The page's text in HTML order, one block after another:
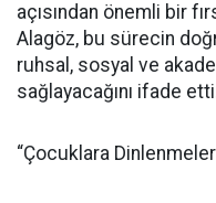
açısından önemli bir
Alagöz, bu sürecin
ruhsal, sosyal ve
sağlayacağını ifade
“Çocuklara